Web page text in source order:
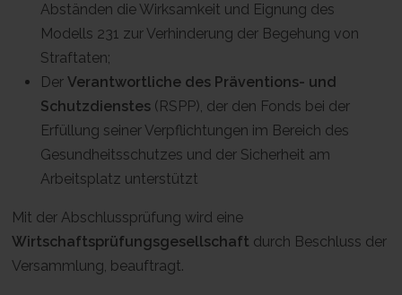
Abständen die Wirksamkeit und Eignung des
Modells 231 zur Verhinderung der Begehung von
Straftaten;
DerVerantwortliche des Präventions- und
Schutzdienstes (RSPP), der den Fonds bei der
Erfüllung seiner Verpflichtungen im Bereich des
Gesundheitsschutzes und der Sicherheit am
Arbeitsplatz unterstützt
Mit der Abschlussprüfung wird eine
Wirtschaftsprüfungsgesellschaft durch Beschluss der
Versammlung, beauftragt.